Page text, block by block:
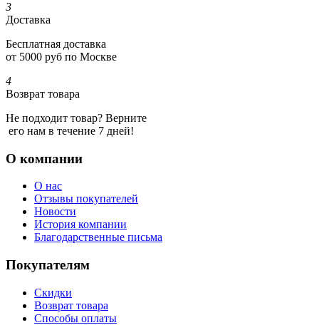
3
Доставка
Бесплатная доставка
от 5000 руб по Москве
4
Возврат товара
Не подходит товар? Верните
его нам в течение 7 дней!
О компании
О нас
Отзывы покупателей
Новости
История компании
Благодарственные письма
Покупателям
Скидки
Возврат товара
Способы оплаты